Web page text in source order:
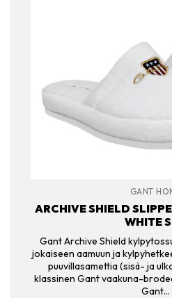
GANT
ARCHIVE SHIELD
WHITE
Gant Archive Shield
jokaiseen aamuun ja
puuvillasamettia (sisä- ja
klassinen Gant vaakuna-
Gant…